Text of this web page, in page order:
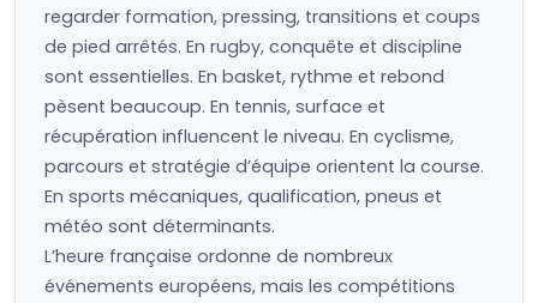
regarder formation, pressing, transitions et coups
de pied arrêtés. En rugby, conquête et discipline
sont essentielles. En basket, rythme et rebond
pèsent beaucoup. En tennis, surface et
récupération influencent le niveau. En cyclisme,
parcours et stratégie d’équipe orientent la course.
En sports mécaniques, qualification, pneus et
météo sont déterminants.
L’heure française ordonne de nombreux
événements européens, mais les compétitions